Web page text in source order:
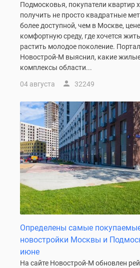
комнатные
Квартиры
Ипотечный
калькулятор
Семейная
Военная
программы
Медиа
Новости
недвижимости
Мнение
Аналитика
рынка
Покупателю
Экспертиза
новостроек
авторы
Подмосковья, покупатели квартир
получить не просто квадратные
более доступной, чем в Москве,
комфортную среду, где хочется
растить молодое поколение. Портал
Новострой-М выяснил, какие
комплексы области...
04 августа 32249
Определены самые
новостройки Москвы и
июне
На сайте Новострой-М обновлен